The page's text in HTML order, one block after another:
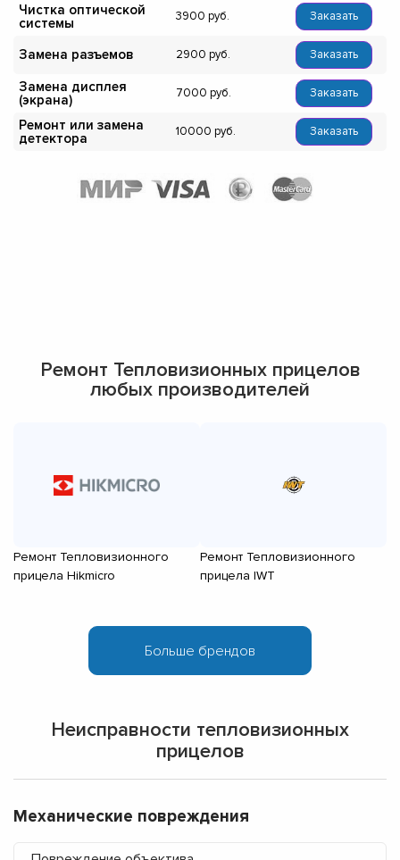
Чистка оптической
системы
3900 Заказать
Замена разъемов 2900 Заказать
Замена дисплея
(экрана)
7000 Заказать
Ремонт или замена
детектора
10000 Заказать
Ремонт Тепловизионных прицелов
любых производителей
Ремонт Тепловизионного
прицела Hikmicro
Ремонт Тепловизионного
прицела IWT
Неисправности тепловизионных
прицелов
Механические повреждения